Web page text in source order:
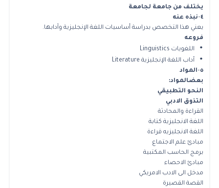
يختلف من جامعة لجامعة
٤–نبذه عنه
يعني هذا التخصص بدراسة أساسيات اللغة الإنجليزية وآدابها.
فروعه
• اللغويات Linguistics
•
آداب اللغة الإنجليزية Literature
٥–المواد
بعضالمواد:
النحو التطبيقي
التذوق الادبي
القراءة والمحادثة
اللغة الانجليزية كتابة
اللغة الانجليزيه قراءة
مبادئ علم الاجتماع
برمج الحاسب المكتبية
مبادئ الاحصاء
مدخل الى الادب الامريكي
القصة القصيرة